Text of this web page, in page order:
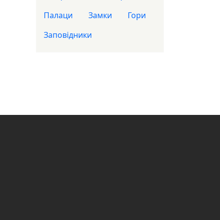
Палаци
Замки
Гори
Заповідники